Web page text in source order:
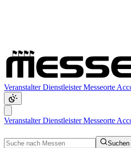
VeranstalterDienstleisterMesseorte
VeranstalterDienstleisterMesseorte
Suchen